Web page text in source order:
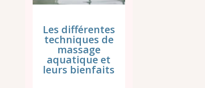
Les différentes
techniques de
massage
aquatique et
leurs bienfaits